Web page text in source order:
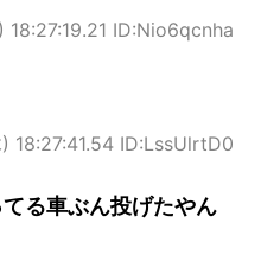
ID:Nio6qcnha
18:27:41.54 ID:LssUlrtD0
る車ぶん投げたやん